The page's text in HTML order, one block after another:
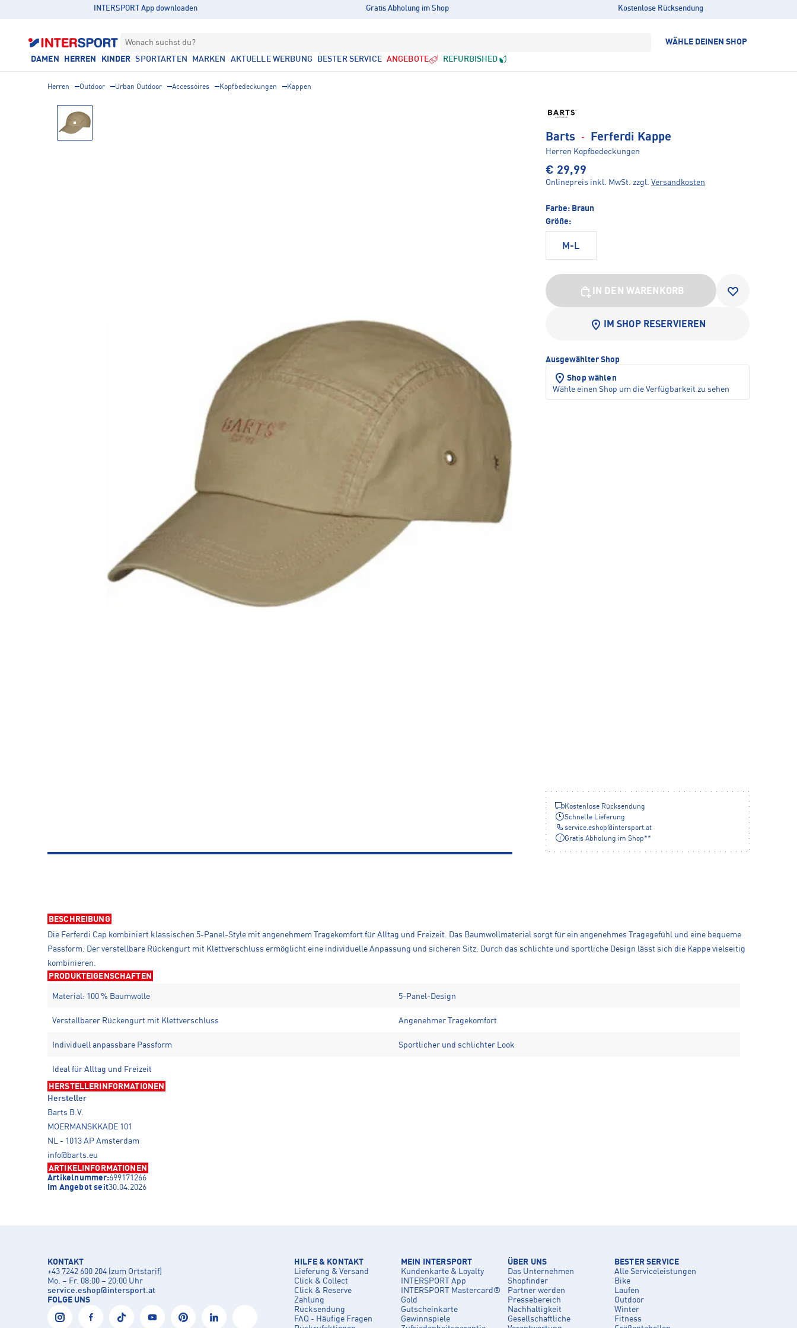
INTERSPORT App downloaden Gratis Abholung im Shop Kostenlose Rücksendung
Wonach suchst du? WÄHLE DEINEN SHOP
DAMEN HERREN KINDER SPORTARTEN MARKEN AKTUELLE WERBUNG BESTER SERVICE ANGEBOTE REFURBISHED
Herren Outdoor Urban Outdoor Accessoires Kopfbedeckungen Kappen
Barts · Ferferdi Kappe
Herren Kopfbedeckungen
€ 29,99
Onlinepreis inkl. MwSt. zzgl. Versandkosten
Farbe: Braun
Größe:
M-L
IN DEN WARENKORB
IM SHOP RESERVIEREN
Ausgewählter Shop
Shop wählen
Wähle einen Shop um die Verfügbarkeit zu sehen
Kostenlose Rücksendung
Schnelle Lieferung
service.eshop@intersport.at
Gratis Abholung im Shop**
BESCHREIBUNG
Die Ferferdi Cap kombiniert klassischen 5-Panel-Style mit angenehmem Tragekomfort für Alltag und Freizeit. Das Baumwollmaterial sorgt für ein angenehmes Tragegefühl und eine bequeme
Passform. Der verstellbare Rückengurt mit Klettverschluss ermöglicht eine individuelle Anpassung und sicheren Sitz. Durch das schlichte und sportliche Design lässt sich die Kappe vielseitig
kombinieren.
PRODUKTEIGENSCHAFTEN
Material: 100 % Baumwolle 5-Panel-Design
Verstellbarer Rückengurt mit Klettverschluss Angenehmer Tragekomfort
Individuell anpassbare Passform Sportlicher und schlichter Look
Ideal für Alltag und Freizeit
HERSTELLERINFORMATIONEN
Hersteller
Barts B.V.
MOERMANSKKADE 101
NL - 1013 AP Amsterdam
info@barts.eu
ARTIKELINFORMATIONEN
Artikelnummer:699171266
Im Angebot seit30.04.2026
KONTAKT
+43 7242 600 204 (zum Ortstarif)
Mo. – Fr. 08:00 – 20:00 Uhr
service.eshop@intersport.at
FOLGE UNS
HILFE & KONTAKT
Lieferung & Versand
Click & Collect
Click & Reserve
Zahlung
Rücksendung
FAQ - Häufige Fragen
MEIN INTERSPORT
Kundenkarte & Loyalty
INTERSPORT App
INTERSPORT Mastercard®
Gold
Gutscheinkarte
Gewinnspiele
ÜBER UNS
Das Unternehmen
Shopfinder
Partner werden
Pressebereich
Nachhaltigkeit
Gesellschaftliche
BESTER SERVICE
Alle Serviceleistungen
Bike
Laufen
Outdoor
Winter
Fitness